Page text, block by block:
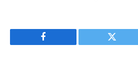
Facebook Twitter